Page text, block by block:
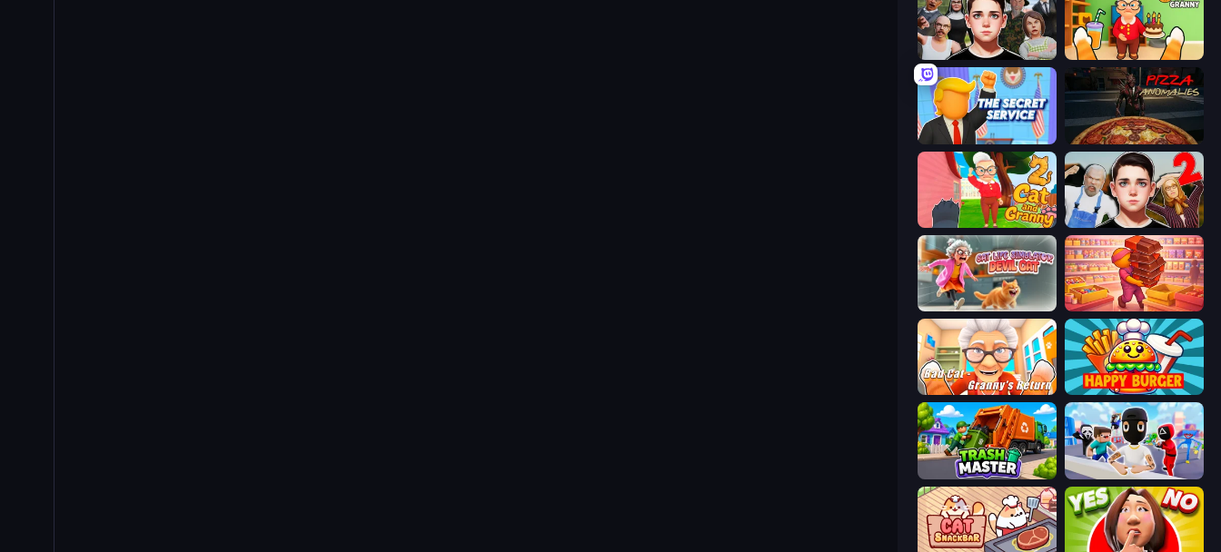
Schoolboy Escape: Runaway Cat and Granny
The Secret Service Pizza Anomalies
Cat and Granny 2 Schoolboy Escape 2
Cat Life Simulator: Devil Cat Candy Packing Store
Bad Cat - Granny's Return Happy Burger
Trash Master